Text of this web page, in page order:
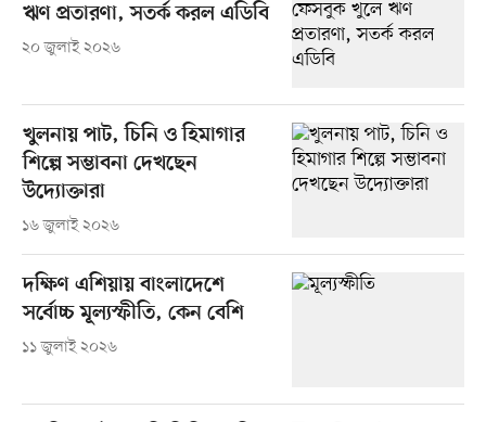
ঋণ প্রতারণা, সতর্ক করল এডিবি
২০ জুলাই ২০২৬
খুলনায় পাট, চিনি ও হিমাগার
শিল্পে সম্ভাবনা দেখছেন
উদ্যোক্তারা
১৬ জুলাই ২০২৬
দক্ষিণ এশিয়ায় বাংলাদেশে
সর্বোচ্চ মূল্যস্ফীতি, কেন বেশি
১১ জুলাই ২০২৬